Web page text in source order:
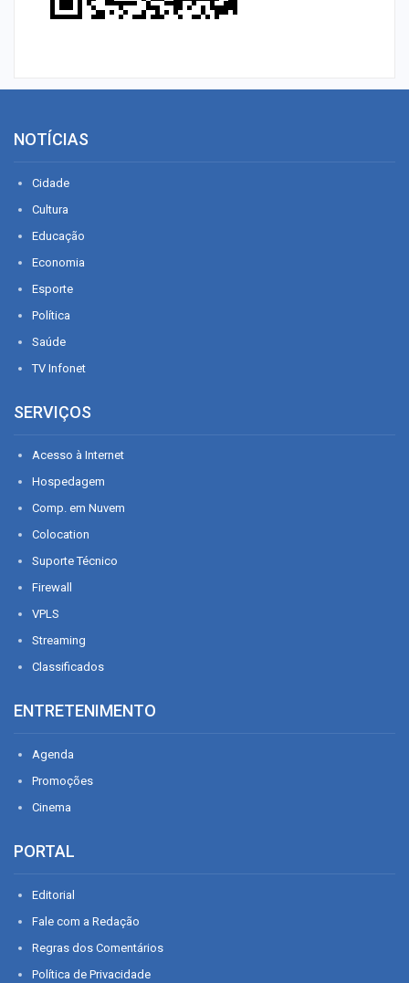
NOTÍCIAS
Cidade
Cultura
Educação
Economia
Esporte
Política
Saúde
TV Infonet
SERVIÇOS
Acesso à Internet
Hospedagem
Comp. em Nuvem
Colocation
Suporte Técnico
Firewall
VPLS
Streaming
Classificados
ENTRETENIMENTO
Agenda
Promoções
Cinema
PORTAL
Editorial
Fale com a Redação
Regras dos Comentários
Política de Privacidade